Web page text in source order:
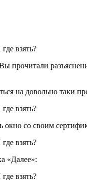
на довольно таки
со своим
«Далее»: